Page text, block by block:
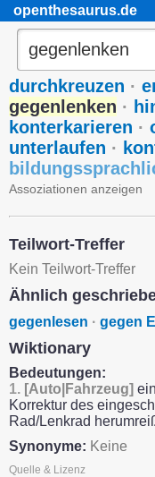
openthesaurus.de
durchkreuzen ·
gegenlenken ·
konterkarieren ·
unterlaufen ·
Assoziationen anzeigen
Teilwort-Treffer
Kein Teilwort-Treffer
Ähnlich
gegenlesen · gegen
Wiktionary
Bedeutungen:
1. [Auto|Fahrzeug]
Korrektur des
Rad/Lenkrad
Synonyme: Keine
Quelle & Lizenz